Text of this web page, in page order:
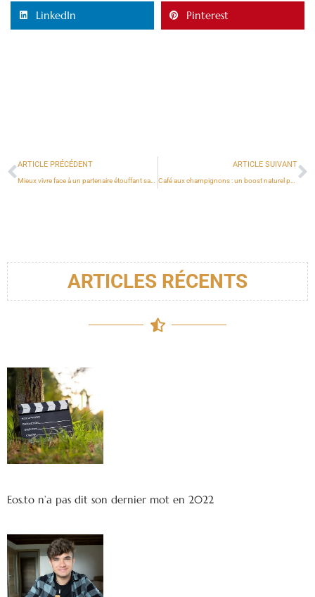
LinkedIn Pinterest
ARTICLE PRÉCÉDENT ARTICLE SUIVANT
Café aux champignons : un boost naturel pour votre santé et votre énergie
ARTICLES RÉCENTS
Eos.to n’a pas dit son dernier mot en 2022